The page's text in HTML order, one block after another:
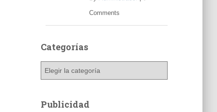
Comments
Categorías
g
Publicidad